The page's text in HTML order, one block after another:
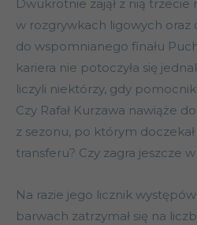
Dwukrotnie zajął z nią trzecie
w rozgrywkach ligowych oraz
do wspomnianego finału
kariera nie potoczyła się
liczyli niektórzy, gdy pomocnik
Czy Rafał Kurzawa nawiąże
z sezonu, po którym
transferu? Czy zagra jeszcze
Na razie jego licznik
barwach zatrzymał się na